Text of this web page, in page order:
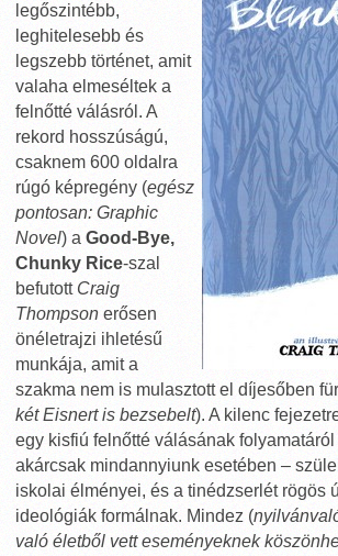
legőszintébb,
leghitelesebb és
legszebb történet, amit
valaha elmeséltek a
felnőtté válásról. A
rekord hosszúságú,
csaknem 600 oldalra
rúgó képregény (egész
pontosan: Graphic
Novel) a Good-Bye,
Chunky Rice-szal
befutott Craig
Thompson erősen
önéletrajzi ihletésű
munkája, amit a
szakma nem is mulasztott el díjesőben
két Eisnert is bezsebelt). A kilenc
egy kisfiú felnőtté válásának
akárcsak mindannyiunk esetében –
iskolai élményei, és a tinédzserlét rögös
ideológiák formálnak. Mindez (
való életből vett eseményeknek